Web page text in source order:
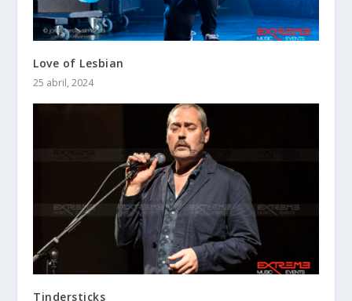
Love of Lesbian
25 abril, 2024
Tindersticks